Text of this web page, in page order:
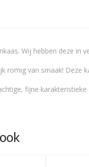
Wij hebben deze in
romig van smaak! Deze
fijne